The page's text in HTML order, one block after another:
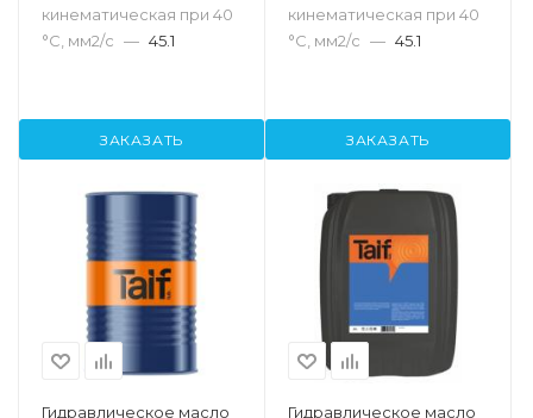
кинематическая при 40
°С, мм2/с — 45.1
ЗАКАЗАТЬ
кинематическая при 40
°С, мм2/с — 45.1
ЗАКАЗАТЬ
Гидравлическое масло
Гидравлическое масло